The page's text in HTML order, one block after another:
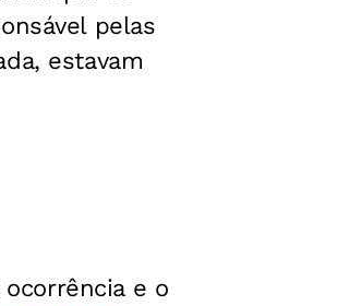
pelas
estavam
e o